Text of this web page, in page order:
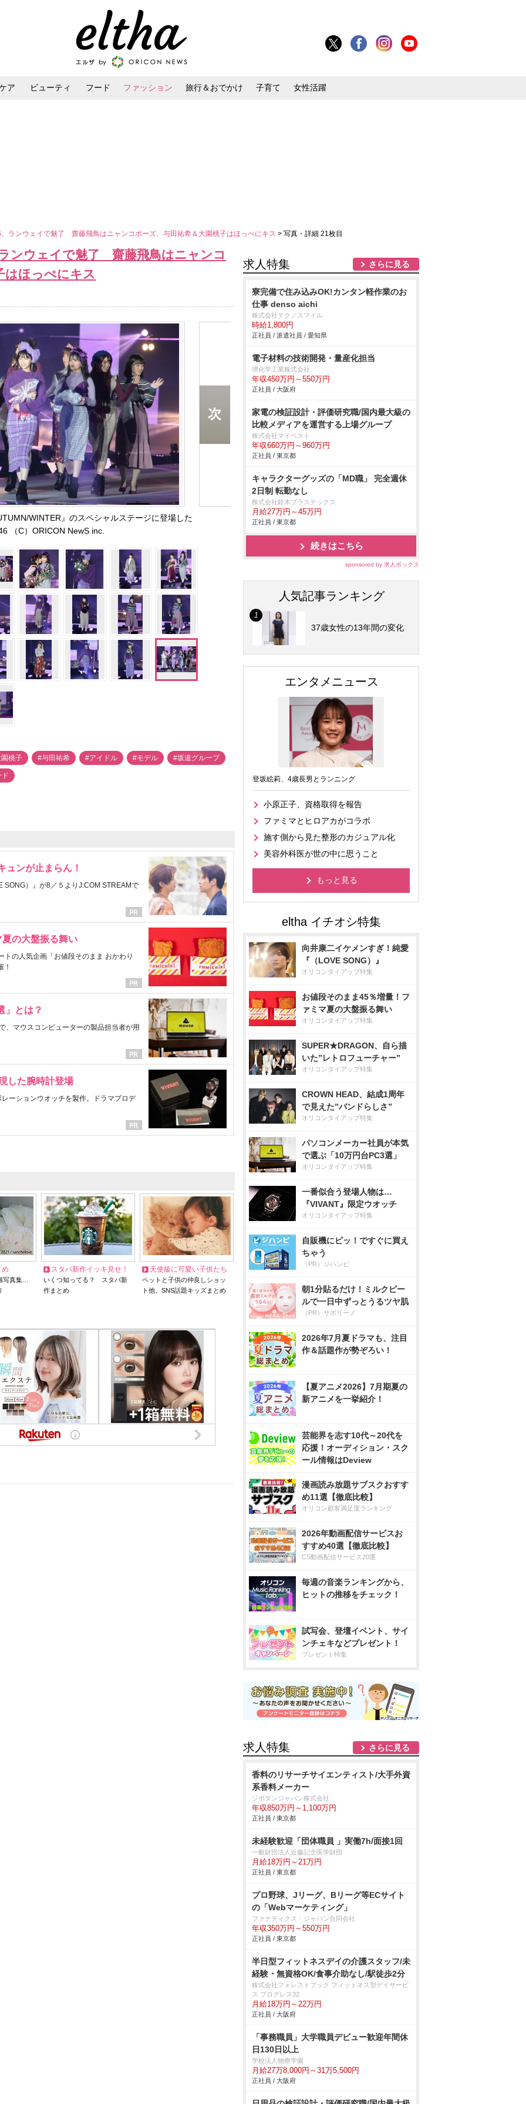
ア ビューティ フード ファッション 旅行＆おでかけ 子育て 女性活躍
ランウェイで魅了 齋藤飛鳥はニャンコポーズ、与田祐希＆大園桃子はほっぺにキス > 写真・詳細 21枚目
ンウェイで魅了 齋藤飛鳥はニャンコ
はほっぺにキス
WINTER』のスペシャルステージに登場した
（C）ORICON NewS inc.
桃子 #与田祐希 #アイドル #モデル #坂道グループ
ュンが止まらん！
SONG）』が8／５よりJ:COM STREAMで
の大盤振る舞い
の人気企画「お値段そのまま おかわり
！
」とは？
、マウスコンピューターの製品担当者が用
した腕時計登場
ーションウオッチを製作。ドラマプロデ
め
写真集…
スタバ新作イッキ見せ！
いくつ知ってる？ スタバ新
作まとめ
天使級に可愛い子供たち
ペットと子供の仲良しショッ
ト他、SNS話題キッズまとめ
求人特集 さらに見る
寮完備で住み込みOK!カンタン軽作業のお
仕事 denso aichi
株式会社テクノスマイル
時給1,800円
正社員 / 派遣社員 / 愛知県
電子材料の技術開発・量産化担当
堺化学工業株式会社
年収450万円～550万円
正社員 / 大阪府
家電の検証設計・評価研究職/国内最大級の
比較メディアを運営する上場グループ
株式会社マイベスト
年収660万円～960万円
正社員 / 東京都
キャラクターグッズの「MD職」 完全週休
2日制 転勤なし
株式会社鈴木プラスチックス
月給27万円～45万円
正社員 / 東京都
続きはこちら
sponsored by 求人ボックス
人気記事ランキング
37歳女性の13年間の変化
エンタメニュース
登坂絵莉、4歳長男とランニング
小原正子、資格取得を報告
ファミマとヒロアカがコラボ
施す側から見た整形のカジュアル化
美容外科医が世の中に思うこと
もっと見る
向井康二イケメンすぎ！純愛
『（LOVE SONG）』
オリコンタイアップ特集
お値段そのまま45％増量！フ
ァミマ夏の大盤振る舞い
オリコンタイアップ特集
SUPER★DRAGON、自ら描
いた”レトロフューチャー”
オリコンタイアップ特集
CROWN HEAD、結成1周年
で見えた”バンドらしさ”
オリコンタイアップ特集
パソコンメーカー社員が本気
で選ぶ「10万円台PC3選」
オリコンタイアップ特集
一番似合う登場人物は…
『VIVANT』限定ウオッチ
オリコンタイアップ特集
自販機にピッ！ですぐに買え
ちゃう
（PR）ジハンピ
朝1分貼るだけ！ミルクピー
ルで一日中ずっとうるツヤ肌
（PR）サボリーノ
2026年7月夏ドラマも、注目
作＆話題作が勢ぞろい！
【夏アニメ2026】7月期夏の
新アニメを一挙紹介！
芸能界を志す10代～20代を
応援！オーディション・スク
ール情報はDeview
漫画読み放題サブスクおすす
め11選【徹底比較】
オリコン顧客満足度ランキング
2026年動画配信サービスお
すすめ40選【徹底比較】
CS動画配信サービス20選
毎週の音楽ランキングから、
ヒットの推移をチェック！
試写会、登壇イベント、サイ
ンチェキなどプレゼント！
プレゼント特集
求人特集 さらに見る
香料のリサーチサイエンティスト/大手外資
系香料メーカー
ジボダンジャパン株式会社
年収850万円～1,100万円
正社員 / 東京都
未経験歓迎「団体職員 」実働7h/面接1回
一般財団法人近藤記念医学財団
月給18万円～21万円
正社員 / 東京都
プロ野球、Jリーグ、Bリーグ等ECサイト
の「Webマーケティング」
ファナティクス・ジャパン合同会社
年収350万円～550万円
正社員 / 東京都
半日型フィットネスデイの介護スタッフ/未
経験・無資格OK/食事介助なし/駅徒歩2分
株式会社フォレストブック フィットネス型デイサービ
ス プログレス32
月給18万円～22万円
正社員 / 大阪府
「事務職員」大学職員デビュー歓迎年間休
日130日以上
学校法人物療学園
月給27万8,000円～31万5,500円
正社員 / 大阪府